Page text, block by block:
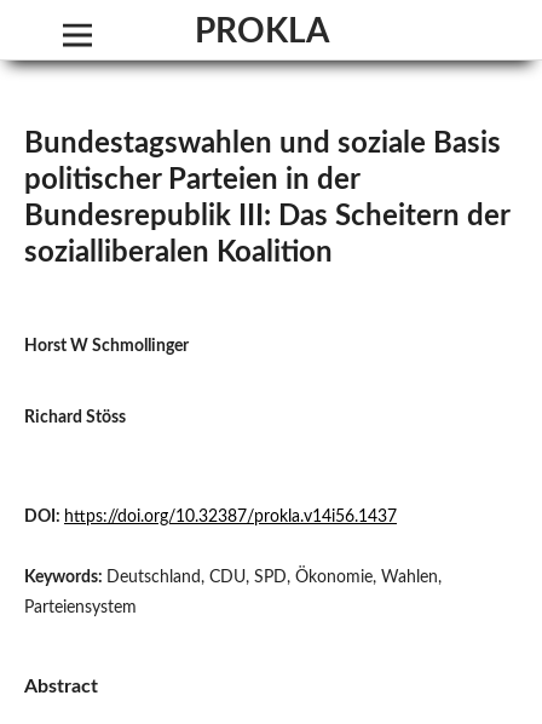
PROKLA. Journal of Critical Social Science
Bundestagswahlen und soziale Basis
politischer Parteien in der
Bundesrepublik III: Das Scheitern der
sozialliberalen Koalition
Horst W Schmollinger
Richard Stöss
DOI: https://doi.org/10.32387/prokla.v14i56.1437
Keywords: Deutschland, CDU, SPD, Ökonomie, Wahlen,
Parteiensystem
Abstract